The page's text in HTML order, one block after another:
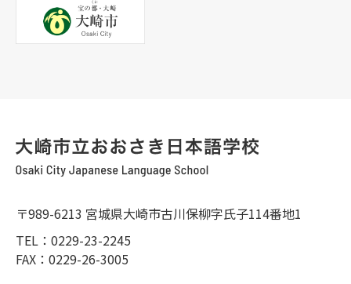
ゲ
ョ
ン
〒989-6213 宮城県大崎市古川保柳字氏子114番地1
TEL：0229-23-2245
FAX：0229-26-3005